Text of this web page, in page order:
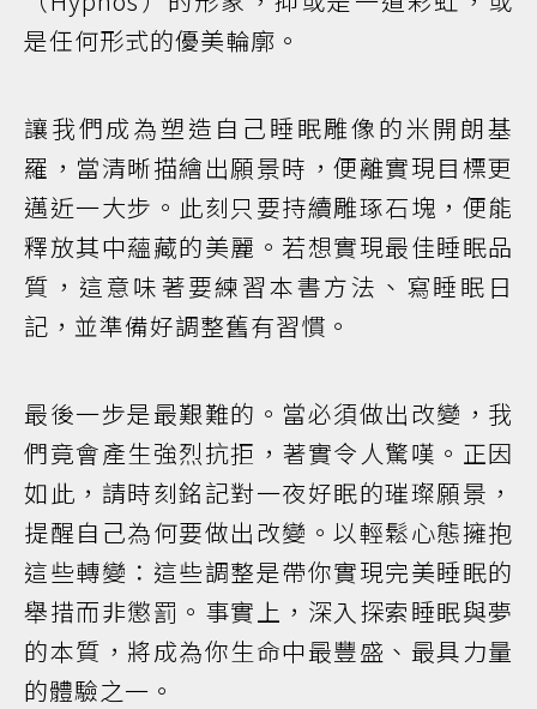
是任何形式的優美輪廓。
讓我們成為塑造自己睡眠雕像的米開朗基
羅，當清晰描繪出願景時，便離實現目標更
邁近一大步。此刻只要持續雕琢石塊，便能
釋放其中蘊藏的美麗。若想實現最佳睡眠品
質，這意味著要練習本書方法、寫睡眠日
記，並準備好調整舊有習慣。
最後一步是最艱難的。當必須做出改變，我
們竟會產生強烈抗拒，著實令人驚嘆。正因
如此，請時刻銘記對一夜好眠的璀璨願景，
提醒自己為何要做出改變。以輕鬆心態擁抱
這些轉變：這些調整是帶你實現完美睡眠的
舉措而非懲罰。事實上，深入探索睡眠與夢
的本質，將成為你生命中最豐盛、最具力量
的體驗之一。